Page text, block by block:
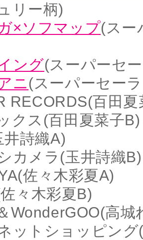
リー柄)
×ソフマップ(スー
ング(スーパーセ
ニ(スーパーセー
RECORDS(百田
クス(百田夏菜子B)
井詩織A)
カメラ(玉井詩織B)
佐々木彩夏A)
々木彩夏B)
WonderGOO(高城
ットショッピン